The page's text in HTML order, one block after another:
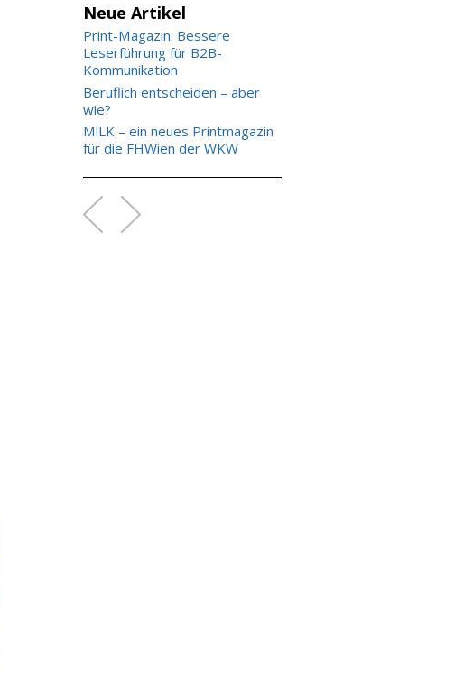
Neue Artikel
Print-Magazin: Bessere
Leserführung für B2B-
Kommunikation
Beruflich entscheiden – aber
wie?
M!LK – ein neues Printmagazin
für die FHWien der WKW